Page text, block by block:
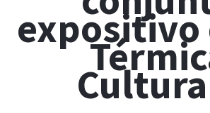
expositivo